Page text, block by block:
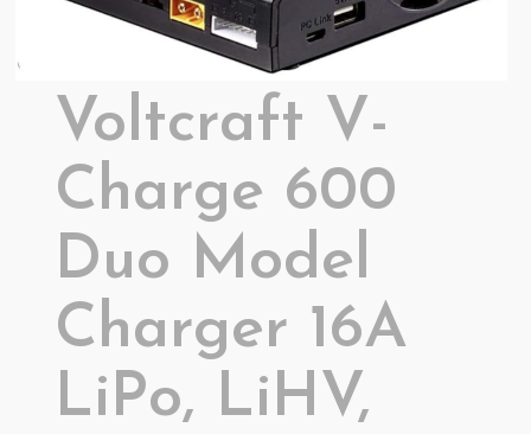
Voltcraft V-
Charge 600
Duo Model
Charger 16A
LiPo, LiHV,